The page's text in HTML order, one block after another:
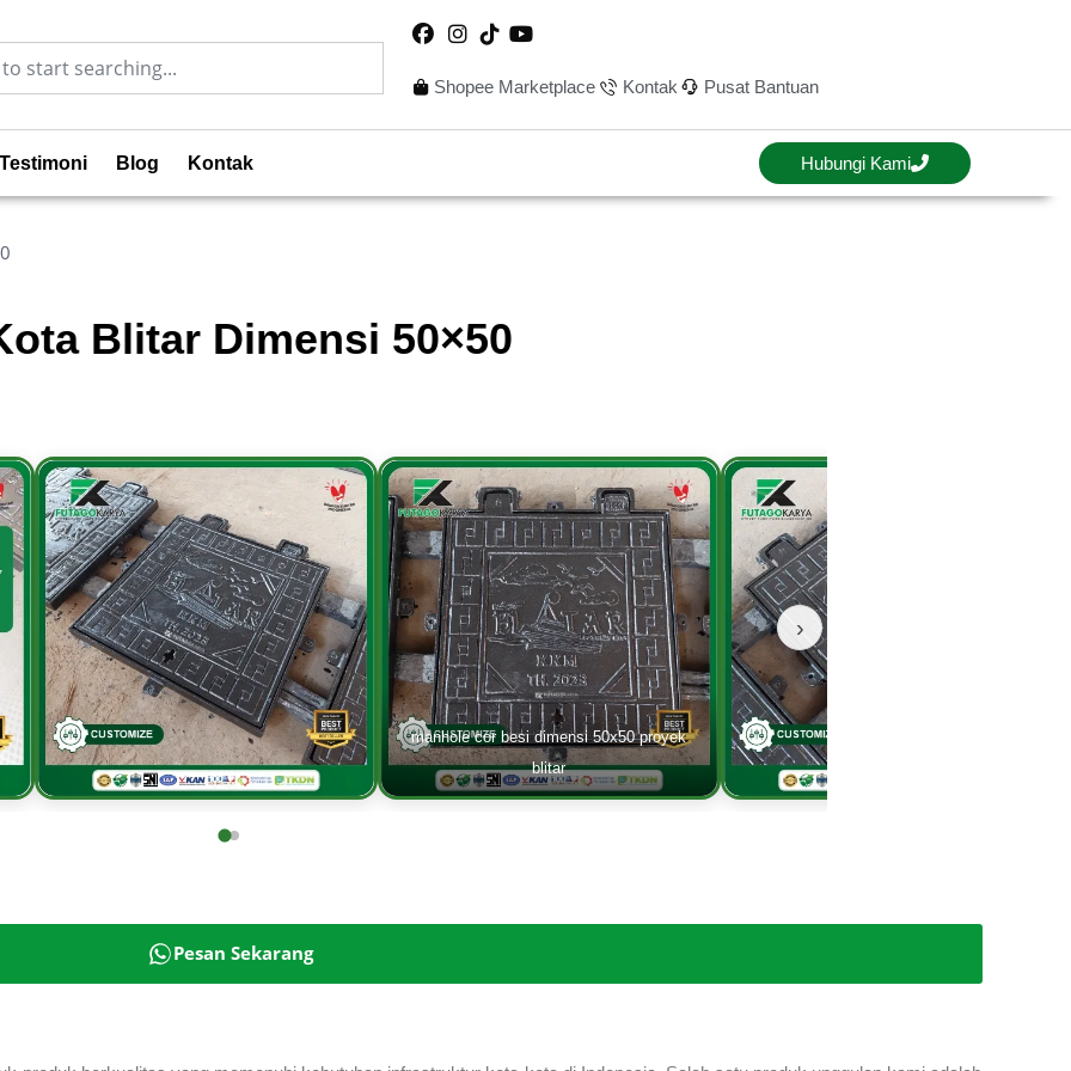
Shopee Marketplace Kontak Pusat Bantuan
Testimoni Blog Kontak Hubungi Kami
Blitar Dimensi 50×50
manhole cor besi dimensi 50x50 proyek
blitar
›
Pesan Sekarang